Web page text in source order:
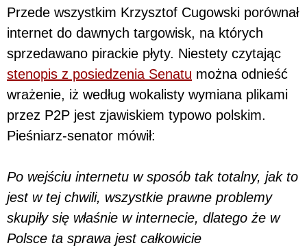
Przede wszystkim Krzysztof Cugowski porównał
internet do dawnych targowisk, na których
sprzedawano pirackie płyty. Niestety czytając
stenopis z posiedzenia Senatu można odnieść
wrażenie, iż według wokalisty wymiana plikami
przez P2P jest zjawiskiem typowo polskim.
Pieśniarz-senator mówił:
Po wejściu internetu w sposób tak totalny, jak to
jest w tej chwili, wszystkie prawne problemy
skupiły się właśnie w internecie, dlatego że w
Polsce ta sprawa jest całkowicie